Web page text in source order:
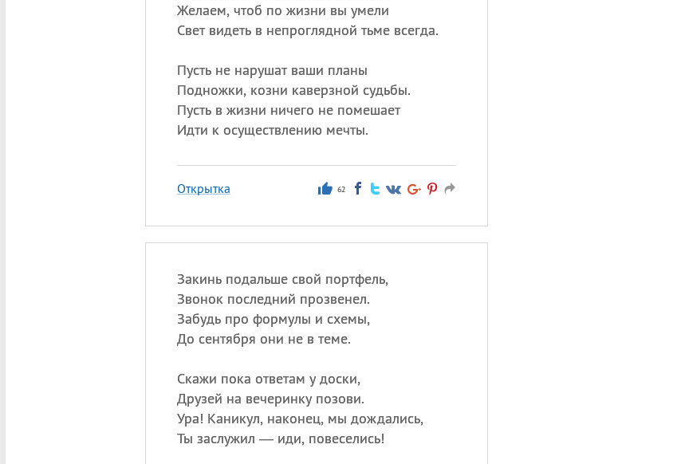
Желаем, чтоб по жизни вы умели
Свет видеть в непроглядной тьме всегда.
Пусть не нарушат ваши планы
Подножки, козни каверзной судьбы.
Пусть в жизни ничего не помешает
Идти к осуществлению мечты.
Открытка 62
Закинь подальше свой портфель,
Звонок последний прозвенел.
Забудь про формулы и схемы,
До сентября они не в теме.
Скажи пока ответам у доски,
Друзей на вечеринку позови.
Ура! Каникул, наконец, мы дождались,
Ты заслужил — иди, повеселись!